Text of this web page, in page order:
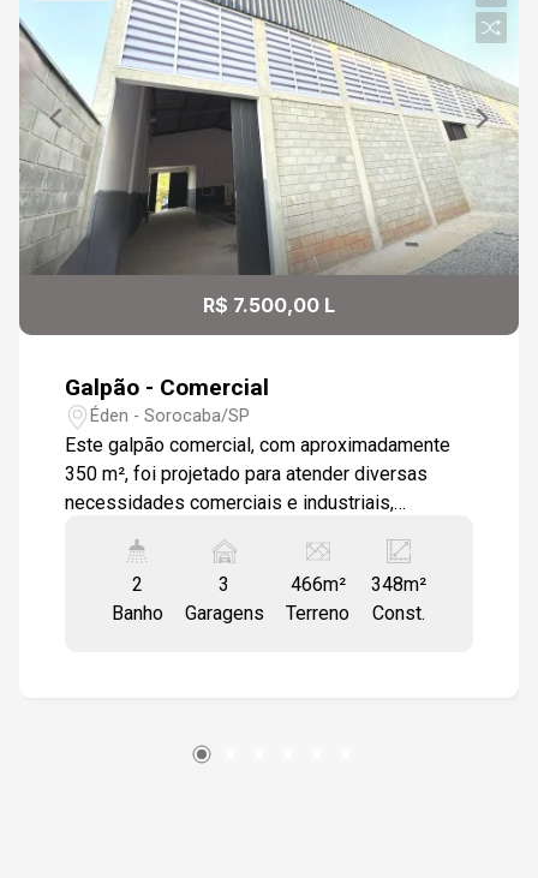
R$ 7.500,00 L
Galpão - Comercial
Éden - Sorocaba/SP
Este galpão comercial, com aproximadamente
350 m², foi projetado para atender diversas
necessidades comerciais e industriais,
desenvolvido para maximizar funcionalidade e
eficiência. A área conta com um pé direito de 6
metros, proporcionando altura ideal para
para uso como arquivo morto ou escritório
2
Banho
3
Garagens
466m²
Terreno
348m²
Const.